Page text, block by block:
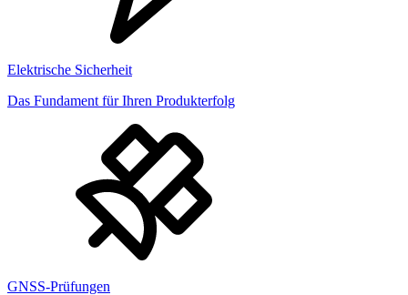
Elektrische Sicherheit
Das Fundament für Ihren Produkterfolg
GNSS-Prüfungen